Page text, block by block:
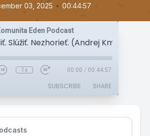
03, 2025 • 00:44:57
Eden Podcast
Slúžiť. Nezhorieť. (Andrej Kmotorka)
1x 00:00 / 00:44:57
SUBSCRIBE SHARE